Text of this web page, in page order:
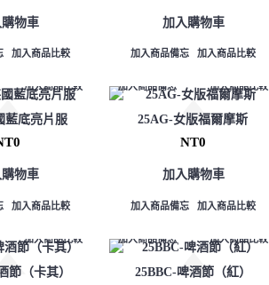
物車
加入商品比較
加入購物車
加入商品備忘 加入商品比較
加入商品比較
藍底亮片服
物車
加入商品比較
加入商品備忘 加入商品比較
25AG-女版福爾摩斯
NT0
加入購物車
加入商品備忘 加入商品比較
加入商品比較
節（卡其）
加入商品備忘 加入商品比較
25BBC-啤酒節（紅）